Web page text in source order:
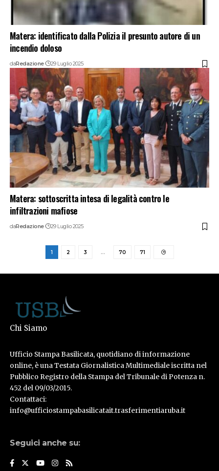
Matera: identificato dalla Polizia il presunto autore di un
incendio doloso
daRedazione 29 Luglio 2025
Matera: sottoscritta intesa di legalità contro le
infiltrazioni mafiose
daRedazione 29 Luglio 2025
1 2 3 … 70 71
Chi Siamo
Ufficio Stampa Basilicata, quotidiano di informazione
online, è una Testata Giornalistica Multimediale iscritta nel
Pubblico Registro della Stampa del Tribunale di Potenza n.
452 del 09/03/2015.
Contattaci:
info@ufficiostampabasilicatait.trasferimentiaruba.it
Seguici anche su: